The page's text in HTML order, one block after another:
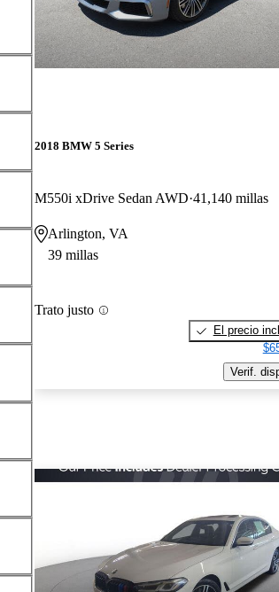
2018 BMW 5 Series
M550i xDrive Sedan AWD 41,140 millas
Arlington, VA
39 millas
Trato justo
El precio
Verif.